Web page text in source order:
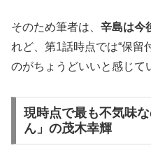
そのため筆者は、 辛島は今
れど、第1話時点では“保留
のがちょうどいいと感じて
現時点で最も不気味
ん」の茂木幸輝